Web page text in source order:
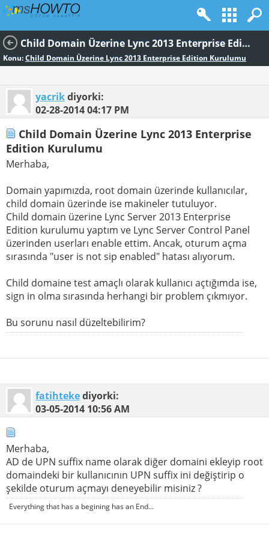
Child Domain Üzerine Lync 2013 Enterprise Edition Kurulumu
Konu:Child Domain Üzerine Lync 2013 Enterprise Edition Kurulumu
yacrikdiyorki:
02-28-201404:17 PM
Child Domain Üzerine Lync 2013 Enterprise
Edition Kurulumu
Merhaba,
Domain yapımızda, root domain üzerinde kullanıcılar,
child domain üzerinde ise makineler tutuluyor.
Child domain üzerine Lync Server 2013 Enterprise
Edition kurulumu yaptım ve Lync Server Control Panel
üzerinden userları enable ettim. Ancak, oturum açma
sırasında "user is not sip enabled" hatası alıyorum.
Child domaine test amaçlı olarak kullanıcı açtığımda ise,
sign in olma sırasında herhangi bir problem çıkmıyor.
Bu sorunu nasıl düzeltebilirim?
fatihtekediyorki:
03-05-2014 10:56 AM
Merhaba,
AD de UPN suffix name olarak diğer domaini ekleyip root
domaindeki bir kullanıcının UPN suffix ini değiştirip o
şekilde oturum açmayı deneyebilir misiniz ?
Everything that has a begining has an End...